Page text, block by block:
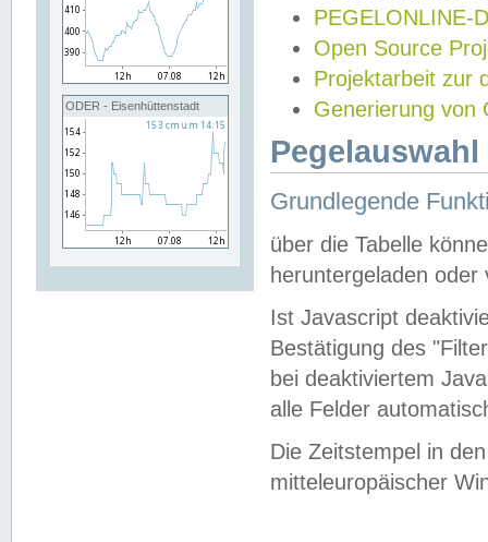
ODER - Eisenhüttenstadt
PEGELONLINE-
Open Source
Projektarbeit zur
Generierung von
Grundlegende
über die Tabelle
heruntergeladen oder
Ist Javascript
Bestätigung des
bei deaktiviertem
alle Felder
Die Zeitstempel in
mitteleuropäischer